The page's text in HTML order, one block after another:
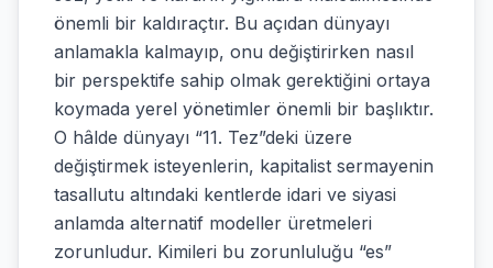
önemli bir kaldıraçtır. Bu açıdan dünyayı
anlamakla kalmayıp, onu değiştirirken nasıl
bir perspektife sahip olmak gerektiğini ortaya
koymada yerel yönetimler önemli bir başlıktır.
O hâlde dünyayı “11. Tez”deki üzere
değiştirmek isteyenlerin, kapitalist sermayenin
tasallutu altındaki kentlerde idari ve siyasi
anlamda alternatif modeller üretmeleri
zorunludur. Kimileri bu zorunluluğu “es”